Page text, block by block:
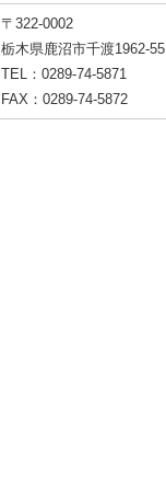
〒322-0002
栃木県鹿沼市千渡1962-55
TEL：0289-74-5871
FAX：0289-74-5872